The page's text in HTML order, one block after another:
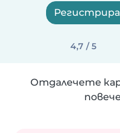
4,7 / 5
Отдалечете